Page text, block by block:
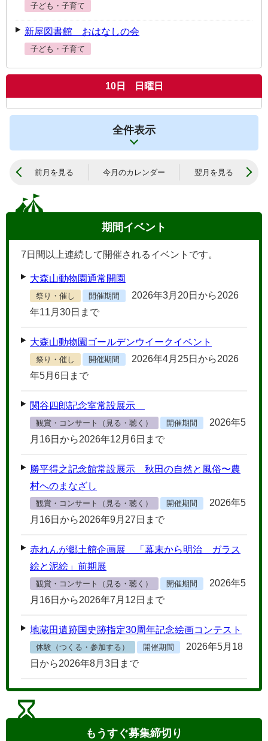
子ども・子育て
新屋図書館 おはなしの会
子ども・子育て
10日 日曜日
全件表示
前月を見る 今月のカレンダー 翌月を見る
期間イベント
7 日間以上連続して開催されるイベントです。
大森山動物園通常開園
祭り・催し 開催期間
2026年3月20日から2026
年11月30日まで
大森山動物園ゴールデンウイークイベント
祭り・催し 開催期間
2026年4月25日から2026
年5月6日まで
関谷四郎記念室常設展示
観賞・コンサート（見る・聴く） 開催期間
2026年5
月16日から2026年12月6日まで
勝平得之記念館常設展示 秋田の自然と風俗〜農
村へのまなざし
観賞・コンサート（見る・聴く） 開催期間
2026年5
月16日から2026年9月27日まで
赤れんが郷土館企画展 「幕末から明治 ガラス
絵と泥絵」前期展
観賞・コンサート（見る・聴く） 開催期間
2026年5
月16日から2026年7月12日まで
地蔵田遺跡国史跡指定30周年記念絵画コンテスト
体験（つくる・参加する） 開催期間
2026年5月18
日から2026年8月3日まで
もうすぐ募集締切り